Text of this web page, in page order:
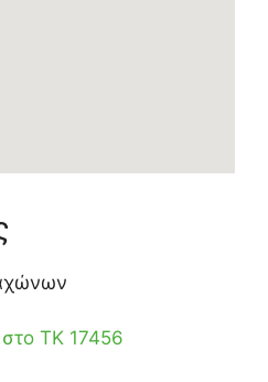
ΤΚ 17456